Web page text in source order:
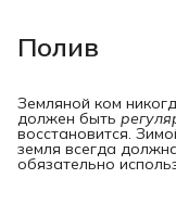
Полив
Земляной ком
должен быть
восстановится.
земля всегда
обязательно